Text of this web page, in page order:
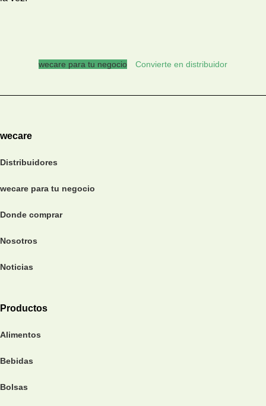
wecare para tu negocio Convierte en distribuidor
wecare
Distribuidores
wecare para tu negocio
Donde comprar
Nosotros
Noticias
Productos
Alimentos
Bebidas
Bolsas